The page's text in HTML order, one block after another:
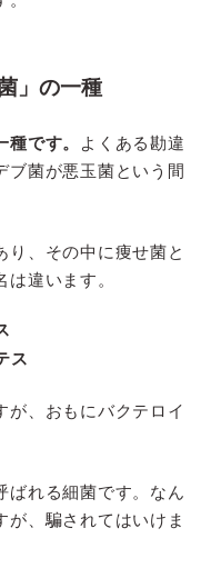
」の一種
です。
よくある勘違
ブ菌が悪玉菌という間
り、その中に痩せ菌と
違います。
ス
が、おもにバクテロイ
ばれる細菌です。なん
が、騙されてはいけま